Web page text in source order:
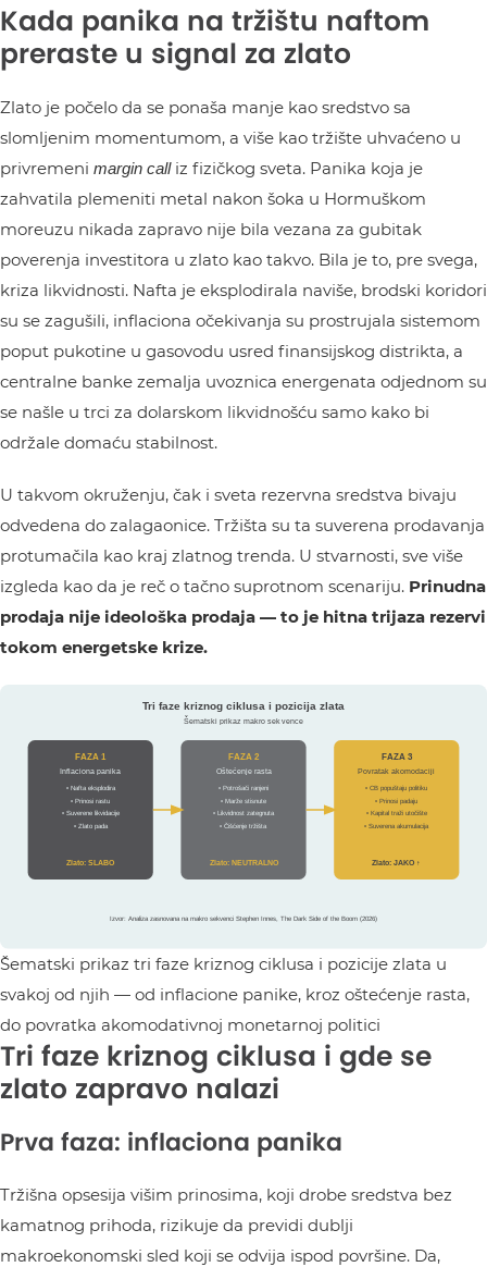
Kada panika na tržištu naftom
preraste u signal za zlato
Zlato je počelo da se ponaša manje kao sredstvo sa
slomljenim momentumom, a više kao tržište uhvaćeno u
privremeni margin calliz fizičkog sveta. Panika koja je
zahvatila plemeniti metal nakon šoka u Hormuškom
moreuzu nikada zapravo nije bila vezana za gubitak
poverenja investitora u zlato kao takvo. Bila je to, pre svega,
kriza likvidnosti. Nafta je eksplodirala naviše, brodski koridori
su se zagušili, inflaciona očekivanja su prostrujala sistemom
poput pukotine u gasovodu usred finansijskog distrikta, a
centralne banke zemalja uvoznica energenata odjednom su
se našle u trci za dolarskom likvidnošću samo kako bi
održale domaću stabilnost.
U takvom okruženju, čak i sveta rezervna sredstva bivaju
odvedena do zalagaonice. Tržišta su ta suverena prodavanja
protumačila kao kraj zlatnog trenda. U stvarnosti, sve više
izgleda kao da je reč o tačno suprotnom scenariju. Prinudna
prodaja nije ideološka prodaja — to je hitna trijaza rezervi
tokom energetske krize.
Šematski prikaz tri faze kriznog ciklusa i pozicije zlata u
svakoj od njih — od inflacione panike, kroz oštećenje rasta,
do povratka akomodativnoj monetarnoj politici
Tri faze kriznog ciklusa i gde se
zlato zapravo nalazi
Prva faza: inflaciona panika
Tržišna opsesija višim prinosima, koji drobe sredstva bez
kamatnog prihoda, rizikuje da previdi dublji
makroekonomski sled koji se odvija ispod površine. Da,